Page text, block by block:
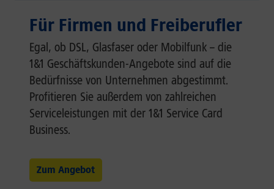
Für Firmen und Freiberufler
Egal, ob DSL, Glasfaser oder Mobilfunk – die
1&1 Geschäftskunden-Angebote sind auf die
Bedürfnisse von Unternehmen abgestimmt.
Profitieren Sie außerdem von zahlreichen
Serviceleistungen mit der 1&1 Service Card
Business.
Zum Angebot